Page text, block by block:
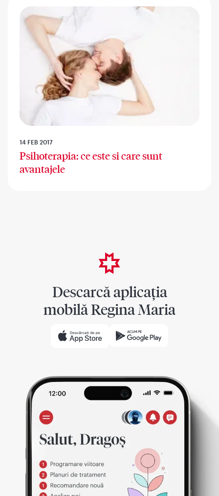
14 FEB 2017
Psihoterapia: ce este si care sunt
avantajele
Descarcă aplicația
mobilă Regina Maria